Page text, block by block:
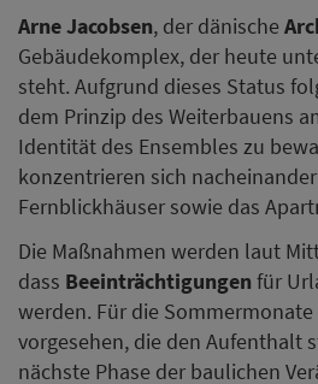
Arne Jacobsen, der dänische
Gebäudekomplex, der heute
steht. Aufgrund dieses Status
dem Prinzip des Weiterbauens
Identität des Ensembles zu
konzentrieren sich
Fernblickhäuser sowie das
Die Maßnahmen werden laut
dass Beeinträchtigungen für
werden. Für die
vorgesehen, die den Aufenthalt
nächste Phase der baulichen